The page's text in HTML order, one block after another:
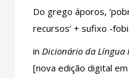
Do grego áporos,
recursos’ + sufixo -
in Dicionário da Língua
[nova edição digital